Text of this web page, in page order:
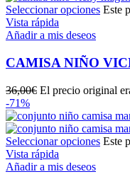
Seleccionar opciones Este
Vista rápida
Añadir a mis deseos
CAMISA NIÑO
36,00€ El precio original
-71%
Seleccionar opciones Este
Vista rápida
Añadir a mis deseos